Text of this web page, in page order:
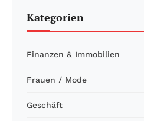
Kategorien
Finanzen & Immobilien
Frauen / Mode
Geschäft